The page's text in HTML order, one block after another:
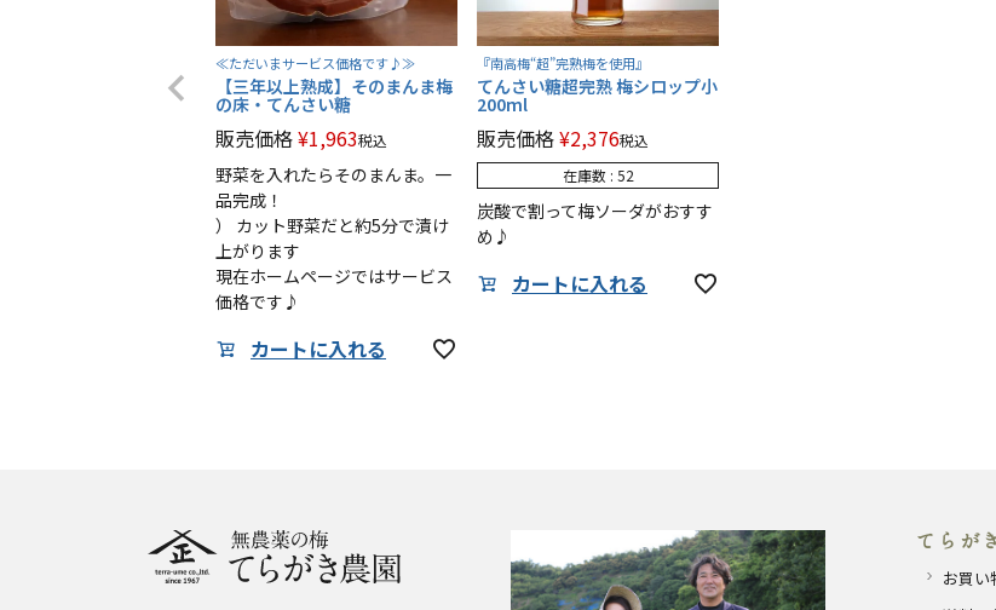
≪ただいまサービス価格です♪≫
【三年以上熟成】そのまんま梅
の床・てんさい糖
販売価格¥1,963税込
野菜を入れたらそのまんま。一
品完成！
） カット野菜だと約5分で漬け
上がります
現在ホームページではサービス
価格です♪
カートに入れる
『南高梅“超”完熟梅を使用』
てんさい糖超完熟 梅シロップ小
200ml
販売価格¥2,376税込
在庫数 52
炭酸で割って梅ソーダがおすす
め♪
カートに入れる
てらが
お買い